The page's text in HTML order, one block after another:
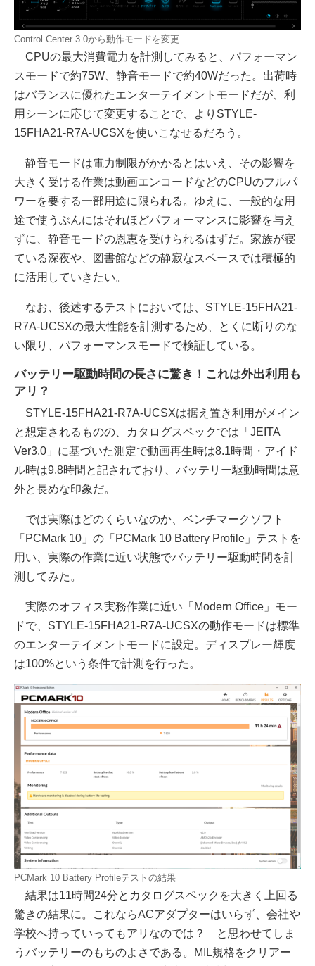
Control Center 3.0から動作モードを変更
CPUの最大消費電力を計測してみると、パフォーマン
スモードで約75W、静音モードで約40Wだった。出荷時
はバランスに優れたエンターテイメントモードだが、利
用シーンに応じて変更することで、よりSTYLE-
15FHA21-R7A-UCSXを使いこなせるだろう。
静音モードは電力制限がかかるとはいえ、その影響を
大きく受ける作業は動画エンコードなどのCPUのフルパ
ワーを要する一部用途に限られる。ゆえに、一般的な用
途で使うぶんにはそれほどパフォーマンスに影響を与え
ずに、静音モードの恩恵を受けられるはずだ。家族が寝
ている深夜や、図書館などの静寂なスペースでは積極的
に活用していきたい。
なお、後述するテストにおいては、STYLE-15FHA21-
R7A-UCSXの最大性能を計測するため、とくに断りのな
い限り、パフォーマンスモードで検証している。
バッテリー駆動時間の長さに驚き！これは外出利用も
アリ？
STYLE-15FHA21-R7A-UCSXは据え置き利用がメイン
と想定されるものの、カタログスペックでは「JEITA
Ver3.0」に基づいた測定で動画再生時は8.1時間・アイド
ル時は9.8時間と記されており、バッテリー駆動時間は意
外と長めな印象だ。
では実際はどのくらいなのか、ベンチマークソフト
「PCMark 10」の「PCMark 10 Battery Profile」テストを
用い、実際の作業に近い状態でバッテリー駆動時間を計
測してみた。
実際のオフィス実務作業に近い「Modern Office」モー
ドで、STYLE-15FHA21-R7A-UCSXの動作モードは標準
のエンターテイメントモードに設定。ディスプレー輝度
は100%という条件で計測を行った。
PCMark 10 Battery Profileテストの結果
結果は11時間24分とカタログスペックを大きく上回る
驚きの結果に。これならACアダプターはいらず、会社や
学校へ持っていってもアリなのでは？ と思わせてしま
うバッテリーのもちのよさである。MIL規格をクリアー